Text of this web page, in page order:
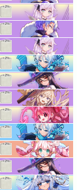
(c)HappyElements
(c)HappyElements
+2%
(c)HappyElements
+2%
(c)HappyElements
+2%
(c)HappyElements
+2%
(c)HappyElements
+2%
(c)HappyElements
+2%
(c)HappyElements
+2%
(c)HappyElements
+2%
(c)HappyElements
+2%
(c)HappyElements
+2%
+2%